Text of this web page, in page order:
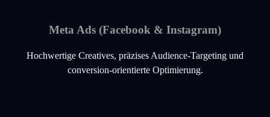
Meta Ads (Facebook & Instagram)
Hochwertige Creatives, präzises Audience-Targeting und
conversion-orientierte Optimierung.